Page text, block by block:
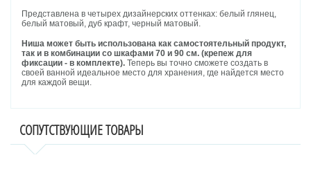
Представлена в четырех дизайнерских оттенках: белый глянец,
белый матовый, дуб крафт, черный матовый.
Ниша может быть использована как самостоятельный продукт,
так и в комбинации со шкафами 70 и 90 см. (крепеж для
фиксации - в комплекте). Теперь вы точно сможете создать в
своей ванной идеальное место для хранения, где найдется место
для каждой вещи.
СОПУТСТВУЮЩИЕ ТОВАРЫ